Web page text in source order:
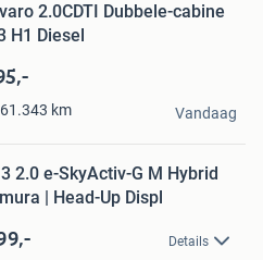
2.0CDTI Dubbele-cabine
H1 Diesel
km Vandaag
2.0 e-SkyActiv-G M Hybrid
| Head-Up Displ
Details